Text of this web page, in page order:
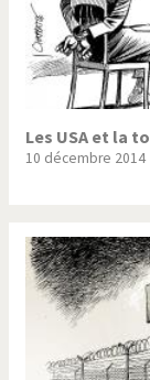
Les USA et la
10 décembre 2014